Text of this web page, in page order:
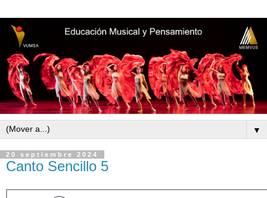
▼
20 septiembre 2024
Canto Sencillo 5